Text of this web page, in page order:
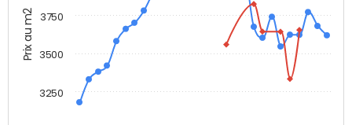
Prix au m2
3250
3500
3750